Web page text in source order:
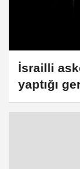
İsrailli
yaptığı
cezasına